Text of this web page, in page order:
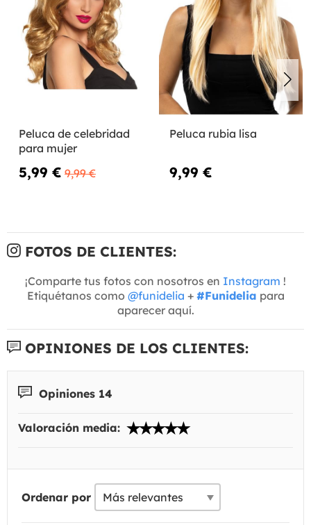
Peluca de celebridad
para mujer
5,99 € 9,99 €
Peluca rubia lisa
9,99 €
FOTOS DE CLIENTES:
¡Comparte tus fotos con nosotros en Instagram !
Etiquétanos como @funidelia + #Funidelia para
aparecer aquí.
OPINIONES DE LOS CLIENTES:
Opiniones 14
Valoración media:
Ordenar por